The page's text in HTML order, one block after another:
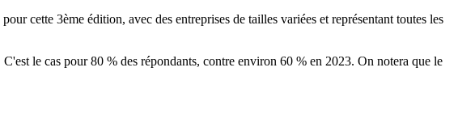
cette 3ème édition, avec des entreprises de tailles variées et représentant toutes les
le cas pour 80 % des répondants, contre environ 60 % en 2023. On notera que le